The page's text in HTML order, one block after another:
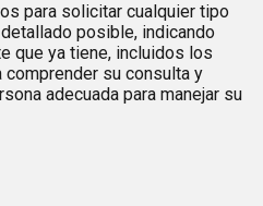
para solicitar cualquier tipo
posible, indicando
que ya tiene, incluidos los
comprender su consulta y
adecuada para manejar su